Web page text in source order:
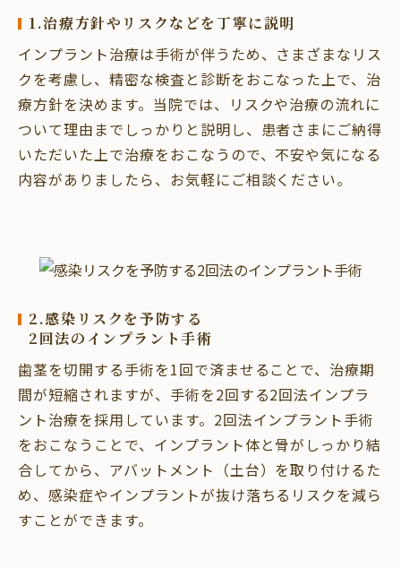
1.治療方針やリスクなどを丁寧に説明
インプラント治療は手術が伴うため、さまざまなリス
クを考慮し、精密な検査と診断をおこなった上で、治
療方針を決めます。当院では、リスクや治療の流れに
ついて理由までしっかりと説明し、患者さまにご納得
いただいた上で治療をおこなうので、不安や気になる
内容がありましたら、お気軽にご相談ください。
2.感染リスクを予防する
2回法のインプラント手術
歯茎を切開する手術を1回で済ませることで、治療期
間が短縮されますが、手術を2回する2回法インプラ
ント治療を採用しています。2回法インプラント手術
をおこなうことで、インプラント体と骨がしっかり結
合してから、アバットメント（土台）を取り付けるた
め、感染症やインプラントが抜け落ちるリスクを減ら
すことができます。